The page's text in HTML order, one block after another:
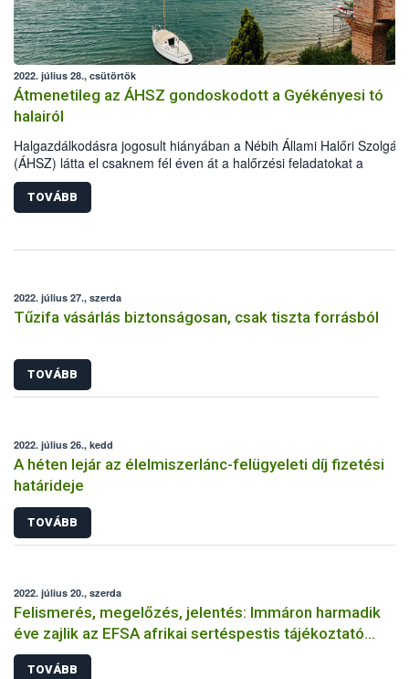
2022. július 28., csütörtök
Átmenetileg az ÁHSZ gondoskodott a Gyékényesi tó
halairól
Halgazdálkodásra jogosult hiányában a Nébih Állami Halőri
(ÁHSZ) látta el csaknem fél éven át a halőrzési feladatokat a
Gyékényesi horgásztavon. Ezalatt a halőrök 120 kg haltetemet
szállíttattak el ártalmatlanításra, 8 esetben indítottak eljárást az
horgászati tilalom megszegése miatt, valamint több tucat illegális
TOVÁBB
2022. július 27., szerda
Tűzifa vásárlás biztonságosan, csak tiszta forrásból
TOVÁBB
2022. július 26., kedd
A héten lejár az élelmiszerlánc-felügyeleti díj fizetési
határideje
TOVÁBB
2022. július 20., szerda
Felismerés, megelőzés, jelentés: Immáron harmadik
éve zajlik az EFSA afrikai sertéspestis tájékoztató
kampánya
TOVÁBB